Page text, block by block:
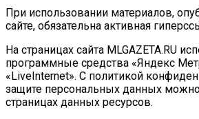
При использовании материалов,
сайте, обязательна активная
На страницах сайта MLGAZETA.RU
программные средства «Яндекс
«LiveInternet». С политикой
защите персональных данных
страницах данных ресурсов.